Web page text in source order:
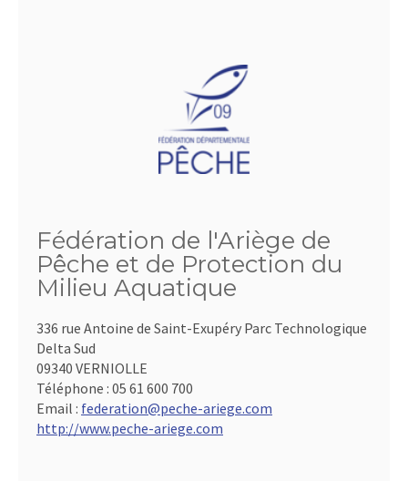
Fédération de l'Ariège de
Pêche et de Protection du
Milieu Aquatique
336 rue Antoine de Saint-Exupéry Parc Technologique
Delta Sud
09340 VERNIOLLE
Téléphone : 05 61 600 700
Email : federation@peche-ariege.com
http://www.peche-ariege.com